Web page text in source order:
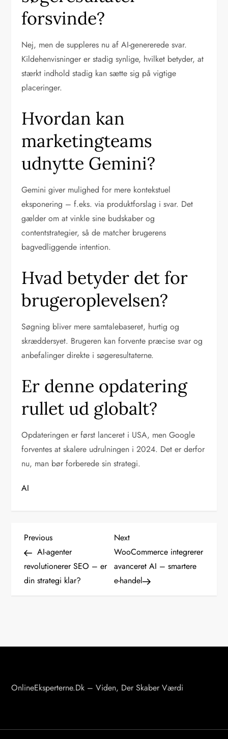
forsvinde?
Nej, men de suppleres nu af AI-genererede svar.
Kildehenvisninger er stadig synlige, hvilket betyder, at
stærkt indhold stadig kan sætte sig på vigtige
placeringer.
Hvordan kan
marketingteams
udnytte Gemini?
Gemini giver mulighed for mere kontekstuel
eksponering – f.eks. via produktforslag i svar. Det
gælder om at vinkle sine budskaber og
contentstrategier, så de matcher brugerens
bagvedliggende intention.
Hvad betyder det for
brugeroplevelsen?
Søgning bliver mere samtalebaseret, hurtig og
skræddersyet. Brugeren kan forvente præcise svar og
anbefalinger direkte i søgeresultaterne.
Er denne opdatering
rullet ud globalt?
Opdateringen er først lanceret i USA, men Google
forventes at skalere udrulningen i 2024. Det er derfor
nu, man bør forberede sin strategi.
AI
I
n
d
g
Previous
Post
Previous
AI-agenter
revolutionerer SEO – er
din strategi klar?
Next
Post
Next
WooCommerce integrerer
avanceret AI – smartere
e-handel
OnlineEksperterne.dk – Viden, Der Skaber Værdi